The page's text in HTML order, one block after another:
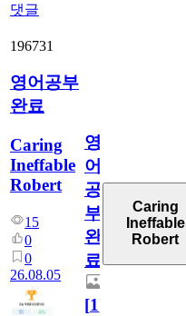
댓글
196731
영어공부
완료
Caring
Ineffable
Robert
15
0
0
26.08.05
영
어
공
부
완
료
[1]
Caring
Ineffable
Robert